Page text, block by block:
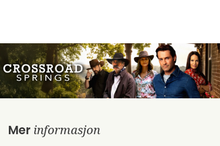
Mer informasjon